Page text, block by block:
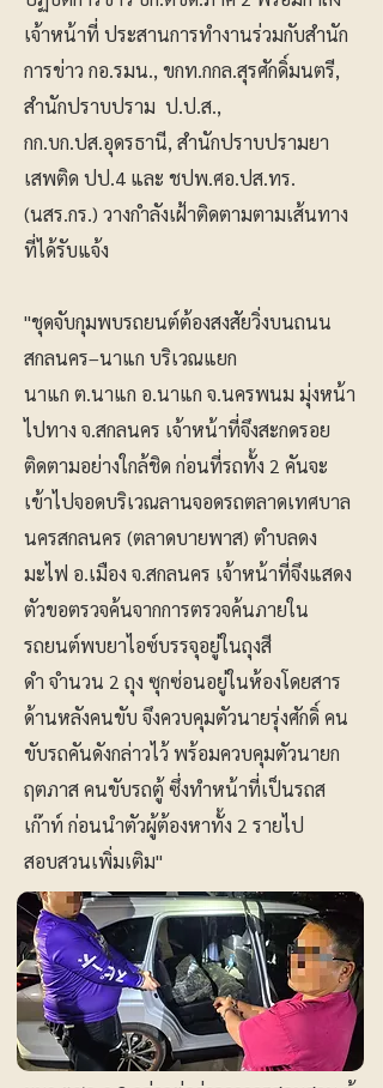
เจ้าหน้าที่ ประสานการทำงานร่วมกับสำนัก
การข่าว กอ.รมน., ขกท.กกล.สุรศักดิ์มนตรี,
สำนักปราบปราม ป.ป.ส.,
กก.บก.ปส.อุดรธานี, สำนักปราบปรามยา
เสพติด ปป.4 และ ชปพ.ศอ.ปส.ทร.
(นสร.กร.) วางกำลังเฝ้าติดตามตามเส้นทาง
ที่ได้รับแจ้ง
"ชุดจับกุมพบรถยนต์ต้องสงสัยวิ่งบนถนน
สกลนคร–นาแก บริเวณแยก
นาแก ต.นาแก อ.นาแก จ.นครพนม มุ่งหน้า
ไปทาง จ.สกลนคร เจ้าหน้าที่จึงสะกดรอย
ติดตามอย่างใกล้ชิด ก่อนที่รถทั้ง 2 คันจะ
เข้าไปจอดบริเวณลานจอดรถตลาดเทศบาล
นครสกลนคร (ตลาดบายพาส) ตำบลดง
มะไฟ อ.เมือง จ.สกลนคร เจ้าหน้าที่จึงแสดง
ตัวขอตรวจค้นจากการตรวจค้นภายใน
รถยนต์พบยาไอซ์บรรจุอยู่ในถุงสี
ดำ จำนวน 2 ถุง ซุกซ่อนอยู่ในห้องโดยสาร
ด้านหลังคนขับ จึงควบคุมตัวนายรุ่งศักดิ์ คน
ขับรถคันดังกล่าวไว้ พร้อมควบคุมตัวนายก
ฤตภาส คนขับรถตู้ ซึ่งทำหน้าที่เป็นรถส
เก๊าท์ ก่อนนำตัวผู้ต้องหาทั้ง 2 รายไป
สอบสวนเพิ่มเติม"